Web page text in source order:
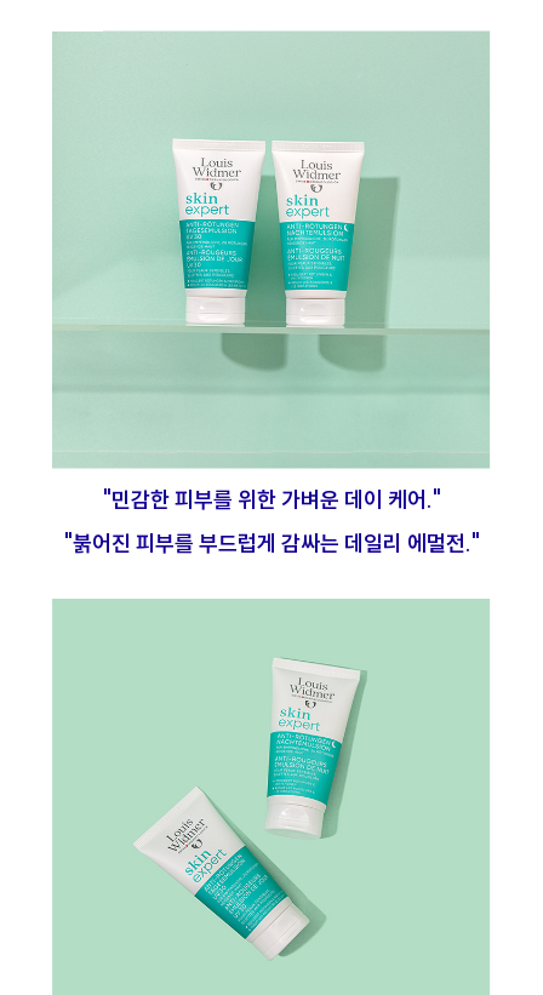
"민감한 피부를 위한 가벼운 데이 케어."
"붉어진 피부를 부드럽게 감싸는 데일리 에멀전."